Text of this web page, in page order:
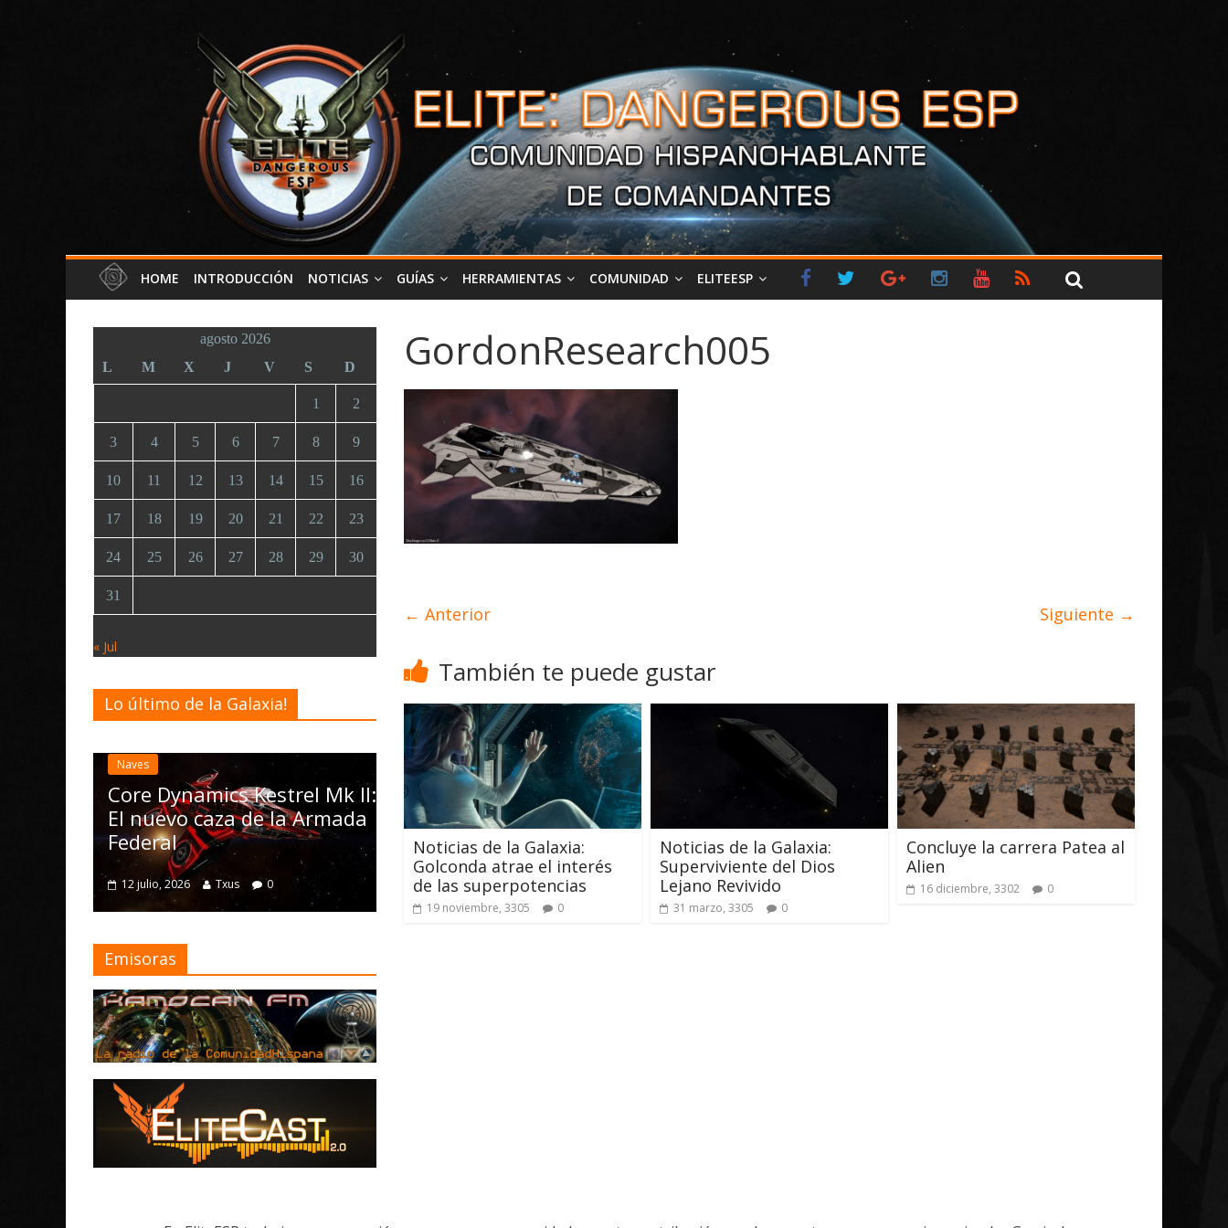
HOME INTRODUCCIÓN NOTICIAS GUÍAS HERRAMIENTAS COMUNIDAD ELITEESP
GordonResearch005
← Anterior Siguiente →
También te puede gustar
Noticias de la Galaxia:
Golconda atrae el interés
de las superpotencias
19 noviembre, 3305 0
Noticias de la Galaxia:
Superviviente del Dios
Lejano Revivido
31 marzo, 3305 0
Concluye la carrera Patea al
Alien
16 diciembre, 3302 0
agosto 2026
L
M X J V S D
1 2
3 4 5 6 7 8 9
10 11 12 13 14 15 16
17 18 19 20 21 22 23
24 25 26 27 28 29 30
31
« Jul
Lo último de la Galaxia!
Naves
Core Dynamics Kestrel Mk II:
El nuevo caza de la Armada
Federal
12 julio, 2026 Txus 0
Desarrollo Noticias
Elite Dangerous recibe la
actualización 4.4.0: llegan
las Operations, el vehículo
Nomad y numerosas
mejoras
4 julio, 2026 Txus 0
Desarrollo
Diario de Desarrollo de
Mayo de 2026
28 mayo, 2026
Galnet ESP Noticias
Radicoida Unica Research
Initiative Concludes
Emisoras